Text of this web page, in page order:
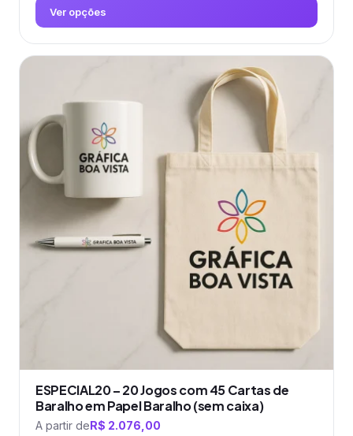
Ver opções
Este
produto
várias
variantes.
As
opções
escolhidas
na
ESPECIAL20 – 20 Jogos com 45 Cartas de
Baralho em Papel Baralho (sem caixa)
A partir deR$ 2.076,00